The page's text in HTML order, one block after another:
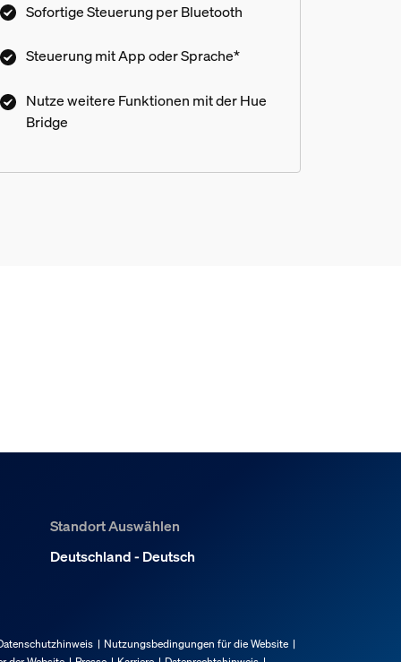
Sofortige Steuerung per Bluetooth
Steuerung mit App oder Sprache*
Nutze weitere Funktionen mit der Hue
Bridge
Standort Auswählen
Deutschland - Deutsch
Nutzungsbedingungen für die Website